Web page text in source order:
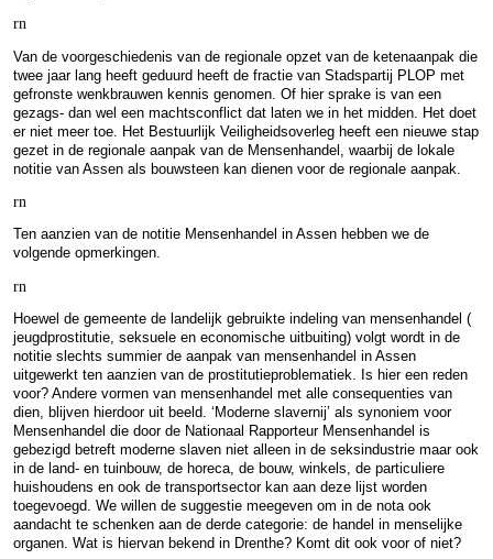
rn
Van de voorgeschiedenis van de regionale opzet van de ketenaanpak die
twee jaar lang heeft geduurd heeft de fractie van Stadspartij PLOP met
gefronste wenkbrauwen kennis genomen. Of hier sprake is van een
gezags- dan wel een machtsconflict dat laten we in het midden. Het doet
er niet meer toe. Het Bestuurlijk Veiligheidsoverleg heeft een nieuwe stap
gezet in de regionale aanpak van de Mensenhandel, waarbij de lokale
notitie van Assen als bouwsteen kan dienen voor de regionale aanpak.
rn
Ten aanzien van de notitie Mensenhandel in Assen hebben we de
volgende opmerkingen.
rn
Hoewel de gemeente de landelijk gebruikte indeling van mensenhandel (
jeugdprostitutie, seksuele en economische uitbuiting) volgt wordt in de
notitie slechts summier de aanpak van mensenhandel in Assen
uitgewerkt ten aanzien van de prostitutieproblematiek. Is hier een reden
voor? Andere vormen van mensenhandel met alle consequenties van
dien, blijven hierdoor uit beeld. ‘Moderne slavernij’ als synoniem voor
Mensenhandel die door de Nationaal Rapporteur Mensenhandel is
gebezigd betreft moderne slaven niet alleen in de seksindustrie maar ook
in de land- en tuinbouw, de horeca, de bouw, winkels, de particuliere
huishoudens en ook de transportsector kan aan deze lijst worden
toegevoegd. We willen de suggestie meegeven om in de nota ook
aandacht te schenken aan de derde categorie: de handel in menselijke
organen. Wat is hiervan bekend in Drenthe? Komt dit ook voor of niet?